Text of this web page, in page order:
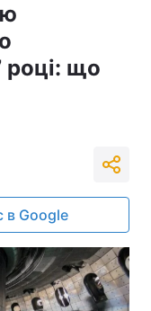
році: що
в Google